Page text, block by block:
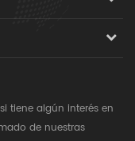
tiene algún interés en
de nuestras